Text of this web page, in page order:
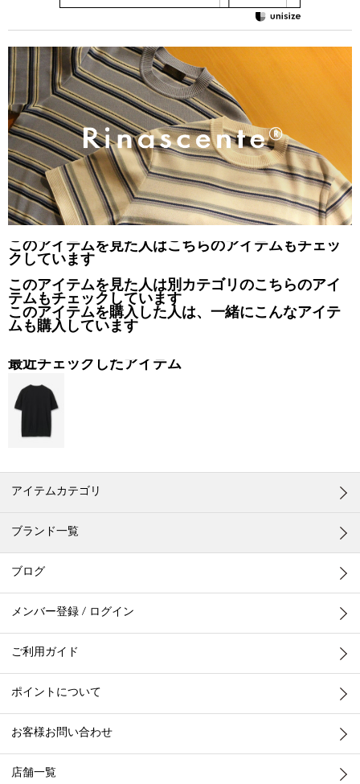
このアイテムを見た人はこちらのアイテムもチェッ
クしています
このアイテムを見た人は別カテゴリのこちらのアイ
テムもチェックしています
このアイテムを購入した人は、一緒にこんなアイテ
ムも購入しています
最近チェックしたアイテム
アイテムカテゴリ
ブランド一覧
ブログ
メンバー登録 / ログイン
ご利用ガイド
ポイントについて
お客様お問い合わせ
店舗一覧